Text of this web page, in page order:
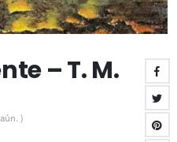
– T. M.
)